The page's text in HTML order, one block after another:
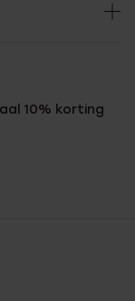
10% korting